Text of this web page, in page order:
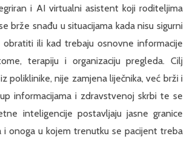
i AI virtualni asistent koji roditeljima
brže snađu u situacijama kada nisu sigurni
obratiti ili kad trebaju osnovne informacije
terapiju i organizaciju pregleda. Cilj
poliklinike, nije zamjena liječnika, već brži i
informacijama i zdravstvenoj skrbi te se
inteligencije postavljaju jasne granice
i onoga u kojem trenutku se pacijent treba